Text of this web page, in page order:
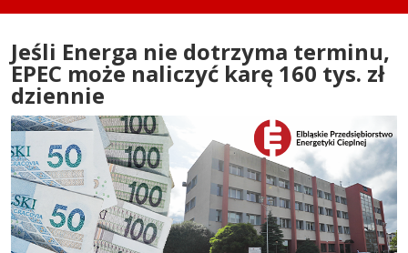
Jeśli Energa nie dotrzyma terminu,
EPEC może naliczyć karę 160 tys. zł
dziennie